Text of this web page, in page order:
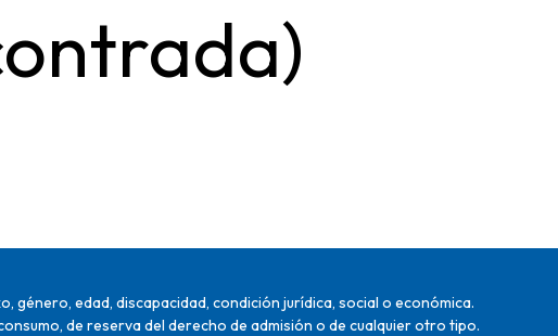
edad, discapacidad, condición jurídica, social o económica.
de reserva del derecho de admisión o de cualquier otro tipo.